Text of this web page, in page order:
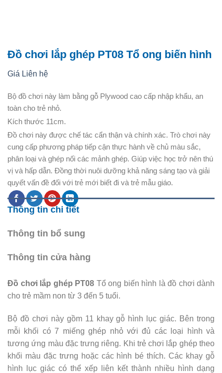
Đồ chơi lắp ghép PT08 Tổ ong biến hình
Giá Liên hệ
Bộ đồ chơi này làm bằng gỗ Plywood cao cấp nhập khẩu, an
toàn cho trẻ nhỏ.
Kích thước 11cm.
Đồ chơi này được chế tác cẩn thận và chính xác. Trò chơi này
cung cấp phương pháp tiếp cận thực hành về chủ màu sắc,
phân loại và ghép nối các mảnh ghép. Giúp việc học trở nên thú
vị và hấp dẫn. Đồng thời nuôi dưỡng khả năng sáng tạo và giải
quyết vấn đề đối với trẻ mới biết đi và trẻ mẫu giáo.
Thông tin chi tiết
Thông tin bổ sung
Thông tin cửa hàng
Đồ chơi lắp ghép PT08 Tổ ong biến hình là đồ chơi dành
cho trẻ mầm non từ 3 đến 5 tuổi.
Bộ đồ chơi này gồm 11 khay gỗ hình lục giác. Bên trong
mỗi khối có 7 miếng ghép nhỏ với đủ các loại hình và
tương ứng màu đặc trưng riêng. Khi trẻ chơi lắp ghép theo
khối màu đặc trưng hoặc các hình bé thích. Các khay gỗ
hình lục giác có thể xếp liên kết thành nhiều hình dạng